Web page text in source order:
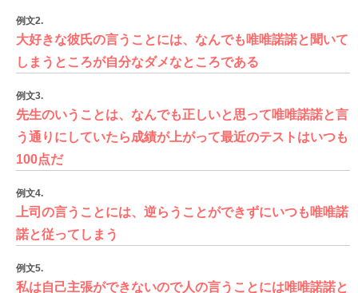
例文2.
大好きな彼氏の言うことには、なんでも唯唯諾諾と聞いて
しまうところが自分なダメなところである
例文3.
先生のいうことは、なんでも正しいと思って唯唯諾諾と言
う通りにしていたら成績が上がって最近のテストはいつも
100点だ
例文4.
上司の言うことには、逆らうことができずにいつも唯唯諾
諾と従ってしまう
例文5.
私は自己主張ができないので人の言うことには唯唯諾諾と